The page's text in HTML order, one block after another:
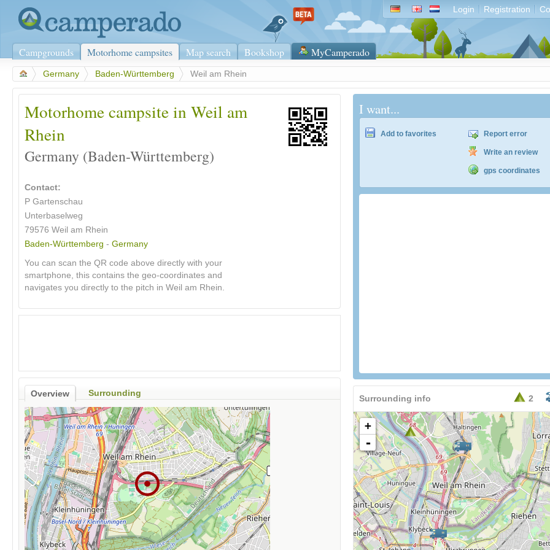
Login Registration
Campgrounds Motorhome campsites Map search Bookshop MyCamperado
Germany Baden-Württemberg Weil am Rhein
Motorhome campsite in Weil am
Rhein
Germany (Baden-Württemberg)
Contact:
P Gartenschau
Unterbaselweg
79576 Weil am Rhein
Baden-Württemberg - Germany
You can scan the QR code above directly with your
smartphone, this contains the geo-coordinates and
navigates you directly to the pitch in Weil am Rhein.
Overview Surrounding
I want...
Add to favorites Report error
Write an review
gps coordinates
2
Surrounding info
+
-